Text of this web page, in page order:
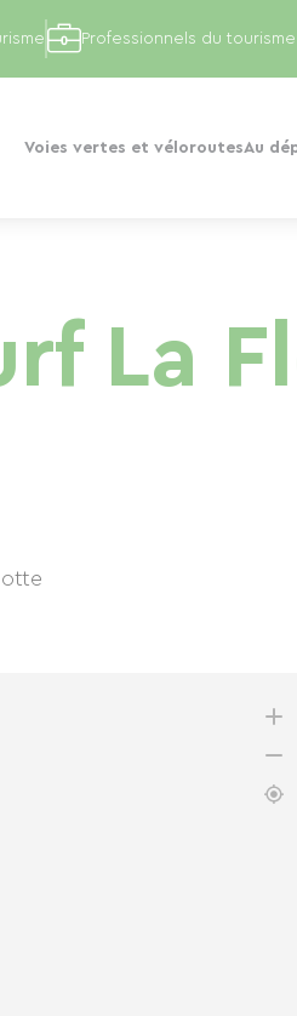
Voies vertes et véloroutesAu
Professionnels du tourisme
La